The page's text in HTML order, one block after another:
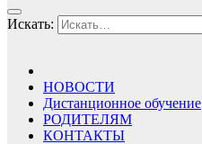
Искать:
НОВОСТИ
Дистанционное обучение
РОДИТЕЛЯМ
КОНТАКТЫ